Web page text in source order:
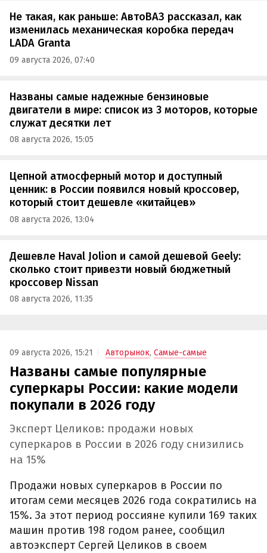
Не такая, как раньше: АвтоВАЗ рассказал, как
изменилась механическая коробка передач
LADA Granta
09 августа 2026, 07:40
Названы самые надежные бензиновые
двигатели в мире: список из 3 моторов, которые
служат десятки лет
08 августа 2026, 15:05
Цепной атмосферный мотор и доступный
ценник: в России появился новый кроссовер,
который стоит дешевле «китайцев»
08 августа 2026, 13:04
Дешевле Haval Jolion и самой дешевой Geely:
сколько стоит привезти новый бюджетный
кроссовер Nissan
08 августа 2026, 11:35
09 августа 2026, 15:21 Авторынок, Самые-самые
Названы самые популярные
суперкары России: какие модели
покупали в 2026 году
Эксперт Целиков: продажи новых
суперкаров в России в 2026 году снизились
на 15%
Продажи новых суперкаров в России по
итогам семи месяцев 2026 года сократились на
15%. За этот период россияне купили 169 таких
машин против 198 годом ранее, сообщил
автоэксперт Сергей Целиков в своем